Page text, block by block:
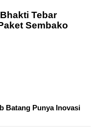
Tebar
Sembako
Batang Punya Inovasi